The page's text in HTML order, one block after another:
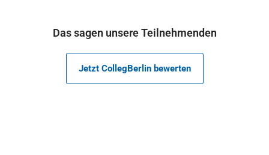
Das sagen unsere Teilnehmenden
Jetzt CollegBerlin bewerten